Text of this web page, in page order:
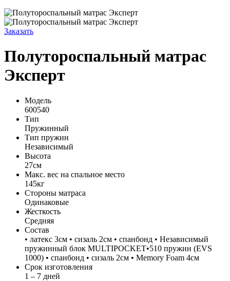
Заказать
Полутороспальный матрас
Эксперт
Модель
600540
Тип
Пружинный
Тип пружин
Независимый
Высота
27см
Макс. вес на спальное место
145кг
Стороны матраса
Одинаковые
Жесткость
Средняя
Состав
• латекс 3см • сизаль 2см • спанбонд • Независимый
пружинный блок MULTIPOCKET•510 пружин (EVS
1000) • спанбонд • сизаль 2см • Memory Foam 4см
Срок изготовления
1 – 7 дней